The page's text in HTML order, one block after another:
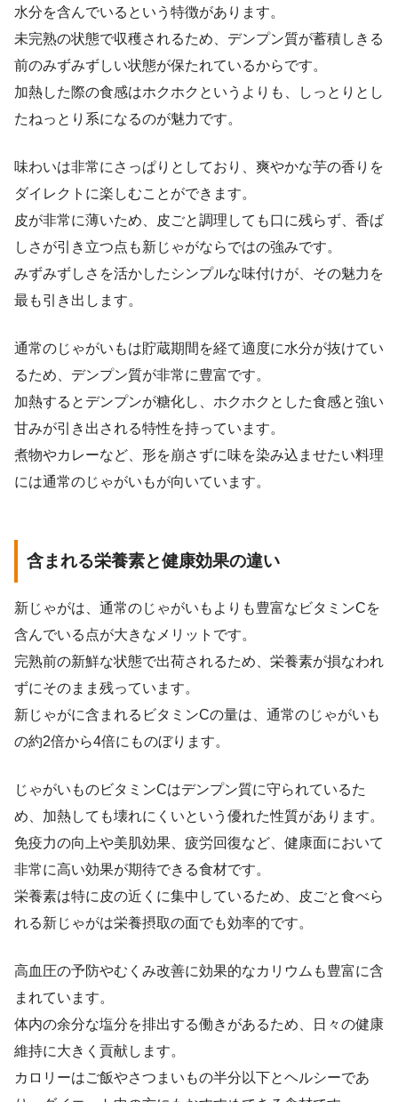
水分を含んでいるという特徴があります。
未完熟の状態で収穫されるため、デンプン質が蓄積しきる
前のみずみずしい状態が保たれているからです。
加熱した際の食感はホクホクというよりも、しっとりとし
たねっとり系になるのが魅力です。
味わいは非常にさっぱりとしており、爽やかな芋の香りを
ダイレクトに楽しむことができます。
皮が非常に薄いため、皮ごと調理しても口に残らず、香ば
しさが引き立つ点も新じゃがならではの強みです。
みずみずしさを活かしたシンプルな味付けが、その魅力を
最も引き出します。
通常のじゃがいもは貯蔵期間を経て適度に水分が抜けてい
るため、デンプン質が非常に豊富です。
加熱するとデンプンが糖化し、ホクホクとした食感と強い
甘みが引き出される特性を持っています。
煮物やカレーなど、形を崩さずに味を染み込ませたい料理
には通常のじゃがいもが向いています。
含まれる栄養素と健康効果の違い
新じゃがは、通常のじゃがいもよりも豊富なビタミンCを
含んでいる点が大きなメリットです。
完熟前の新鮮な状態で出荷されるため、栄養素が損なわれ
ずにそのまま残っています。
新じゃがに含まれるビタミンCの量は、通常のじゃがいも
の約2倍から4倍にものぼります。
じゃがいものビタミンCはデンプン質に守られているた
め、加熱しても壊れにくいという優れた性質があります。
免疫力の向上や美肌効果、疲労回復など、健康面において
非常に高い効果が期待できる食材です。
栄養素は特に皮の近くに集中しているため、皮ごと食べら
れる新じゃがは栄養摂取の面でも効率的です。
高血圧の予防やむくみ改善に効果的なカリウムも豊富に含
まれています。
体内の余分な塩分を排出する働きがあるため、日々の健康
維持に大きく貢献します。
カロリーはご飯やさつまいもの半分以下とヘルシーであ